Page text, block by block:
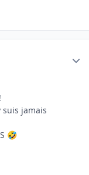
suis jamais
🤣